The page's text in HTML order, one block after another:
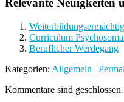
Relevante Neuigkeiten
Curriculum
Beruflicher Werdegang
Kategorien: Allgemein |
Kommentare sind geschlossen.